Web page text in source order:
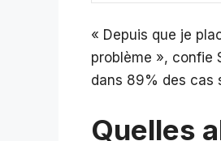
« Depuis que je
problème », confie
dans 89% des cas
Quelles